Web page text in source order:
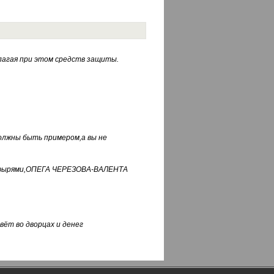
при этом средств защиты.
быть примером,а вы не
ЧЕРЕЗОВА-ВАЛЕНТА
во дворцах и денег